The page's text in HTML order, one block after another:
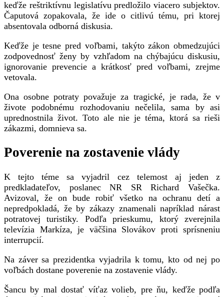
keďže reštriktívnu legislatívu predložilo viacero subjektov.
Čaputová zopakovala, že ide o citlivú tému, pri ktorej
absentovala odborná diskusia.
Keďže je tesne pred voľbami, takýto zákon obmedzujúci
zodpovednosť ženy by vzhľadom na chýbajúcu diskusiu,
ignorovanie prevencie a krátkosť pred voľbami, zrejme
vetovala.
Ona osobne potraty považuje za tragické, je rada, že v
živote podobnému rozhodovaniu nečelila, sama by asi
uprednostnila život. Toto ale nie je téma, ktorá sa rieši
zákazmi, domnieva sa.
Poverenie na zostavenie vlády
K tejto téme sa vyjadril cez telemost aj jeden z
predkladateľov, poslanec NR SR Richard Vašečka.
Avizoval, že on bude robiť všetko na ochranu detí a
nepredpokladá, že by zákazy znamenali napríklad nárast
potratovej turistiky. Podľa prieskumu, ktorý zverejnila
televízia Markíza, je väčšina Slovákov proti sprísneniu
interrupcií.
Na záver sa prezidentka vyjadrila k tomu, kto od nej po
voľbách dostane poverenie na zostavenie vlády.
Šancu by mal dostať víťaz volieb, pre ňu, keďže podľa